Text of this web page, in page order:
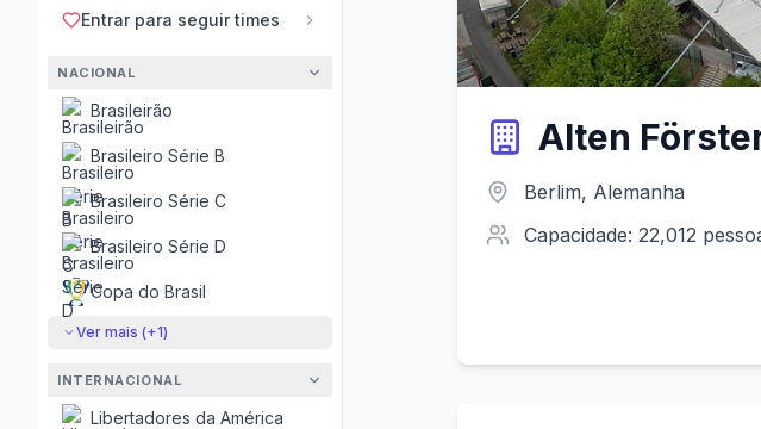
Entrar para seguir times
NACIONAL
Brasileirão
Brasileiro Série B
Brasileiro Série C
Brasileiro Série D
Copa do Brasil
Ver mais (+1)
INTERNACIONAL
Libertadores da América
Alten
Berlim, Alemanha
Capacidade: 22,012